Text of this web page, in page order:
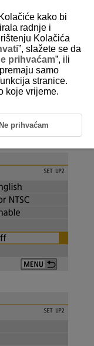
kako bi
radnje i
Kolačića
”, slažete se da
prihvaćam”, ili
samo
stranice.
koje vrijeme.
Ne prihvaćam